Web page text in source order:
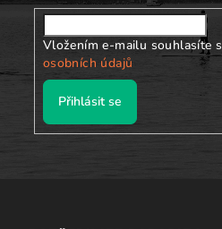
Vložením e-mailu souhlasíte s
osobních údajů
Přihlásit se